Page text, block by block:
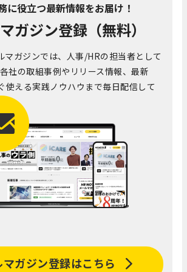
に役立つ最新情報をお届け！
ガジン登録（無料）
マガジンでは、人事/HRの担当者として
社の取組事例やリリース情報、最新
使える実践ノウハウまで毎日配信して
マガジン登録はこちら